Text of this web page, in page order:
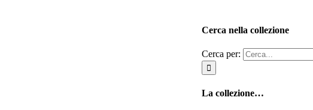
Cerca nella collezione
Cerca per:
La collezione…